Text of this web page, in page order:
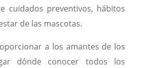
cuidados preventivos, hábitos
de las mascotas.
a los amantes de los
dónde conocer todos los